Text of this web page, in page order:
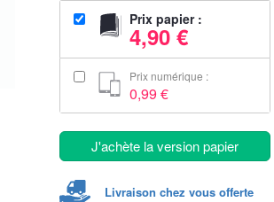
Prix papier :
4,90 €
Prix numérique :
0,99 €
J'achète la version papier
Livraison chez vous offerte